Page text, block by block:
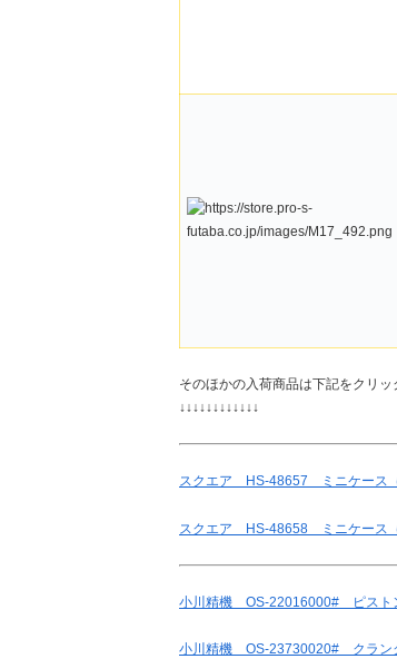
そのほかの入荷商品は下記をクリッ
↓↓↓↓↓↓↓↓↓↓↓↓
スクエア HS-48657 ミニケース
スクエア HS-48658 ミニケース
小川精機 OS-22016000# ピスト
小川精機 OS-23730020# クラ